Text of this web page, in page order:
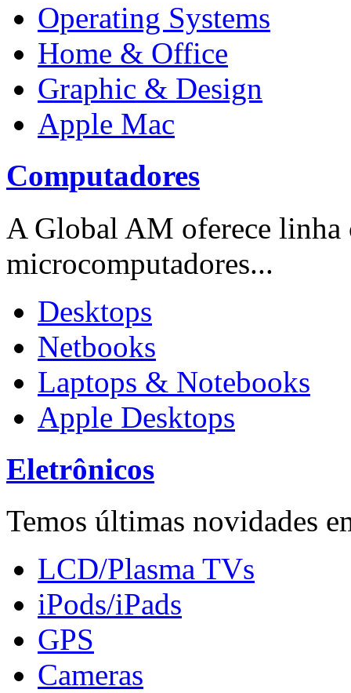
Operating Systems
Home & Office
Graphic & Design
Apple Mac
Computadores
A Global AM oferece linha
microcomputadores...
Desktops
Netbooks
Laptops & Notebooks
Apple Desktops
Eletrônicos
Temos últimas novidades
LCD/Plasma TVs
iPods/iPads
GPS
Cameras